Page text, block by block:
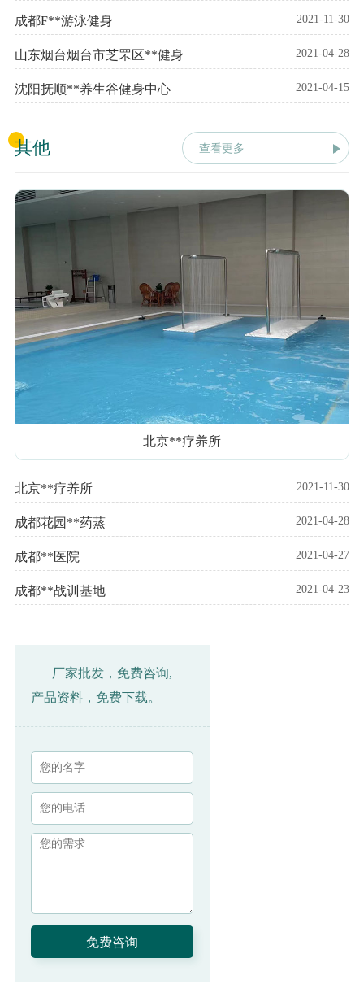
成都F**游泳健身 2021-11-30
山东烟台烟台市芝罘区**健身 2021-04-28
沈阳抚顺**养生谷健身中心 2021-04-15
其他 查看更多
北京**疗养所
北京**疗养所 2021-11-30
成都花园**药蒸 2021-04-28
成都**医院 2021-04-27
成都**战训基地 2021-04-23
厂家批发，免费咨询,
产品资料，免费下载。